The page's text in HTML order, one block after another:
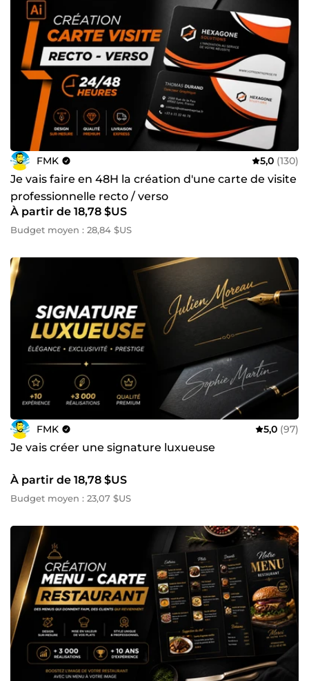
FMK 5,0 (130)
Je vais faire en 48H la création d'une carte de visite
professionnelle recto / verso
À partir de 18,78 $US
Budget moyen : 28,84 $US
FMK 5,0 (97)
Je vais créer une signature luxueuse
À partir de 18,78 $US
Budget moyen : 23,07 $US